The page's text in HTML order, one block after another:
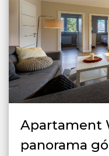
Apartament
panorama